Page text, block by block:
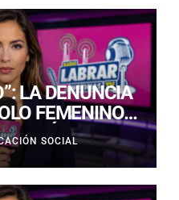
LA DENUNCIA
FEMENINO
SOCIAL